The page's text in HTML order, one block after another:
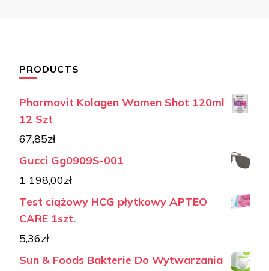
PRODUCTS
Pharmovit Kolagen Women Shot 120ml
12 Szt
67,85zł
Gucci Gg0909S-001
1 198,00zł
Test ciążowy HCG płytkowy APTEO
CARE 1szt.
5,36zł
Sun & Foods Bakterie Do Wytwarzania